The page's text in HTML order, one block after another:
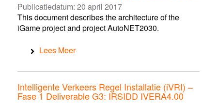
Publicatiedatum: 20 april 2017
This document describes the architecture of the
iGame project and project AutoNET2030.
Lees Meer
Intelligente Verkeers Regel Installatie (iVRI) –
Fase 1 Deliverable G3: IRSIDD IVERA4.00